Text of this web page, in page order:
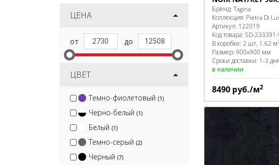
ЦЕНА
ЦВЕТ
Темно-фиолетовый (1)
Черно-белый (1)
Белый (1)
Темно-серый (2)
Черный (7)
Бренд: Tagina
Коллекция: Pietra Di
Артикул: 122019
Код товара: SD-233391
В коробке: 2 шт, 1.62 м
Размер: 900x900 мм
Сроки доставки: 1-3 дня
в наличии
8490 руб./м2